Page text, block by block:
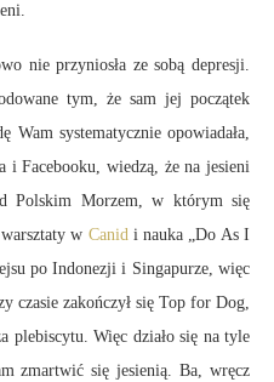
nie przyniosła ze sobą depresji.
tym, że sam jej początek
Wam systematycznie opowiadała,
i Facebooku, wiedzą, że na jesieni
Polskim Morzem, w którym się
w Canidi nauka „Do As I
po Indonezji i Singapurze, więc
czasie zakończył się Top for Dog,
plebiscytu. Więc działo się na tyle
zmartwić się jesienią. Ba, wręcz